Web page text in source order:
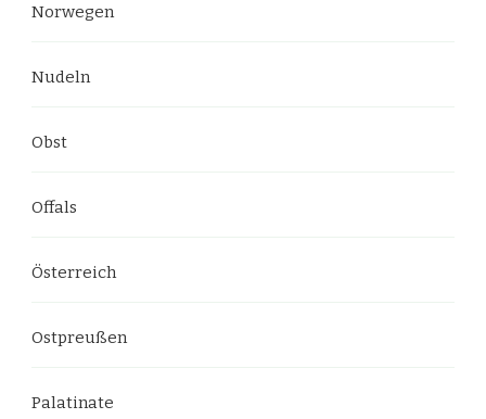
Norwegen
Nudeln
Obst
Offals
Österreich
Ostpreußen
Palatinate